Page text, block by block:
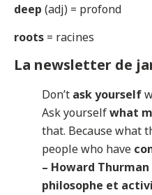
deep (adj) = profond
roots = racines
La newsletter de
Don’t ask yourself
Ask yourselfwhat
that. Because what
people who have
– Howard Thurman
philosophe et